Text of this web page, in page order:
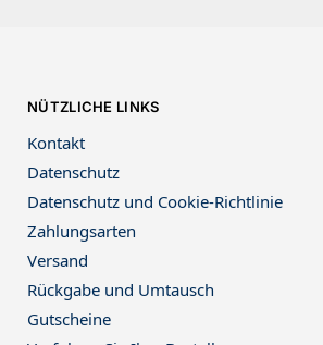
NÜTZLICHE LINKS
Kontakt
Datenschutz
Datenschutz und Cookie-Richtlinie
Zahlungsarten
Versand
Rückgabe und Umtausch
Gutscheine